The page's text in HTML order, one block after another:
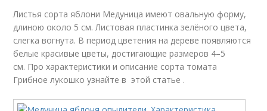
Листья сорта яблони Медуница имеют овальную форму,
длиною около 5 см. Листовая пластинка зелёного цвета,
слегка вогнута. В период цветения на дереве появляются
белые красивые цветы, достигающие размеров 4–5
см. Про характеристики и описание сорта томата
Грибное лукошко узнайте в этой статье .